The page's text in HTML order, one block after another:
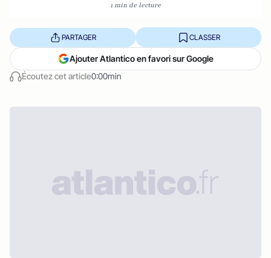
1 min de lecture
Écoutez cet article0:00min
PARTAGER CLASSER
Ajouter Atlantico en favori sur Google